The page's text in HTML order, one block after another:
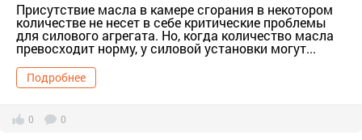
Присутствие масла в камере сгорания в некотором
количестве не несет в себе критические проблемы
для силового агрегата. Но, когда количество масла
превосходит норму, у силовой установки могут...
Подробнее
0 0